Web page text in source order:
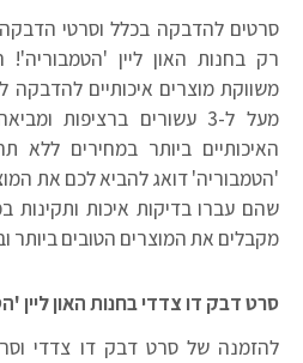
סרטים להדבקה בכלל וסרטי הדבקה
רק בחנות האון ליין 'הטמבוריה'!
משווקת מוצרים איכותיים להדבקה
מעל ל-3 עשורים ברציפות
האיכותיים ביותר במחירים ללא
'הטמבוריה' דואג להביא לכם את
שהם עברו בדיקות איכות ותקינות
מקבלים את המוצרים הטובים ביותר
סרט דבק דו צדדי בחנות האון ליין
להזמנה של סרט דבק דו צדדי